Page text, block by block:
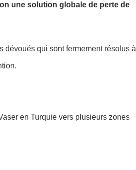
une solution globale de perte de
dévoués qui sont fermement résolus à
en Turquie vers plusieurs zones